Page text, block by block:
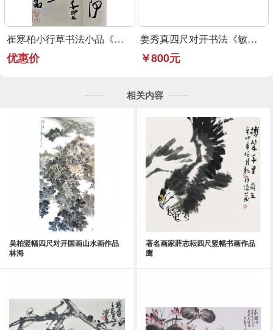
崔寒柏小行草书法小品《登鹳雀楼》可定制
优惠价
姜秀真四尺对开书法《敏事慎言》行草书法作品
￥800元
相关内容
吴柏竖幅四尺对开国画山水画作品
林海
著名画家薛志耘四尺竖幅书画作品
鹰